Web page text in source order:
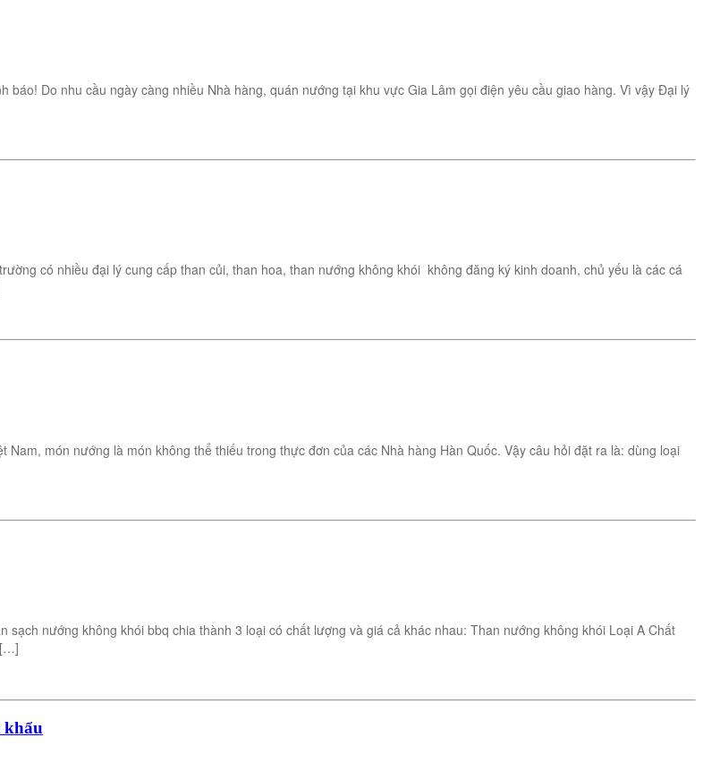
Do nhu cầu ngày càng nhiều Nhà hàng, quán nướng tại khu vực Gia Lâm gọi điện yêu cầu giao hàng. Vì vậy Đại lý
có nhiều đại lý cung cấp than củi, than hoa, than nướng không khói không đăng ký kinh doanh, chủ yếu là các cá
món nướng là món không thể thiếu trong thực đơn của các Nhà hàng Hàn Quốc. Vậy câu hỏi đặt ra là: dùng loại
sạch nướng không khói bbq chia thành 3 loại có chất lượng và giá cả khác nhau: Than nướng không khói Loại A Chất
[…]
khẩu